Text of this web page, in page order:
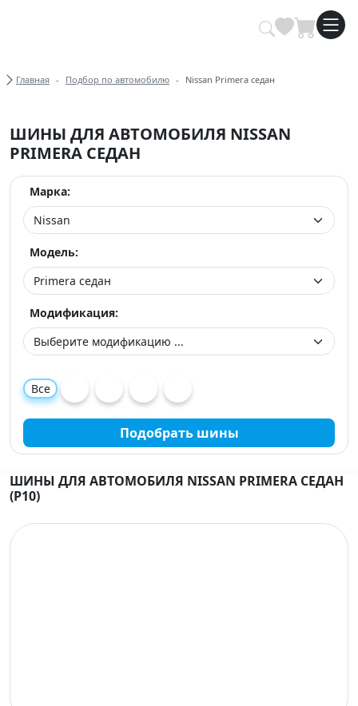
Купить автомобильные шины
Хлебные крошки
Главная Подбор по автомобилю Nissan Primera седан
ШИНЫ ДЛЯ АВТОМОБИЛЯ NISSAN
PRIMERA СЕДАН
Марка:
Модель:
Модификация:
Все
Подобрать шины
ШИНЫ ДЛЯ АВТОМОБИЛЯ NISSAN PRIMERA СЕДАН
(P10)